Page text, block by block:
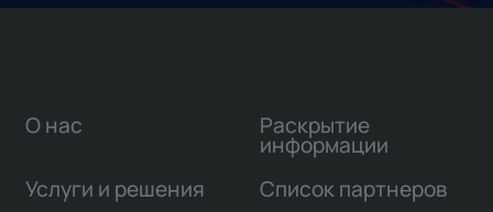
О нас
Услуги и решения
Раскрытие
информации
Список партнеров